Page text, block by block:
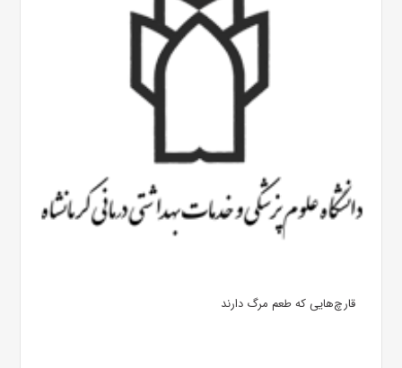
قارچ‌هایی که طعم مرگ دارند